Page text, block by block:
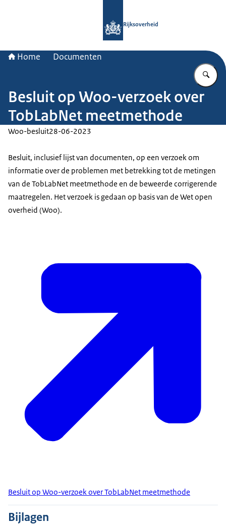
Rijksoverheid
Home Documenten
Besluit op Woo-verzoek over
TobLabNet meetmethode
Woo-besluit28-06-2023
Besluit, inclusief lijst van documenten, op een verzoek om
informatie over de problemen met betrekking tot de metingen
van de TobLabNet meetmethode en de beweerde corrigerende
maatregelen. Het verzoek is gedaan op basis van de Wet open
overheid (Woo).
Besluit op Woo-verzoek over TobLabNet meetmethode
Bijlagen